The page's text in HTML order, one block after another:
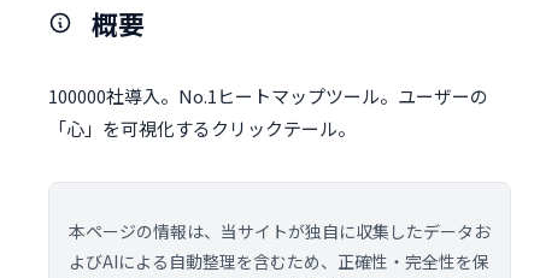
概要
100000社導入。No.1ヒートマップツール。ユーザーの
「心」を可視化するクリックテール。
本ページの情報は、当サイトが独自に収集したデータお
よびAIによる自動整理を含むため、正確性・完全性を保